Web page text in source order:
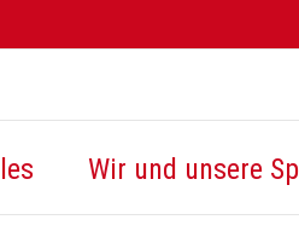
Wir und unsere